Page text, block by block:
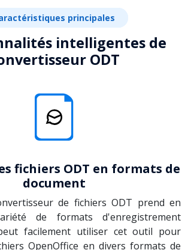
principales
intelligentes de
ODT
fichiers ODT en formats de
document
de fichiers ODT prend en
de formats d'enregistrement
facilement utiliser cet outil pour
OpenOffice en divers formats de